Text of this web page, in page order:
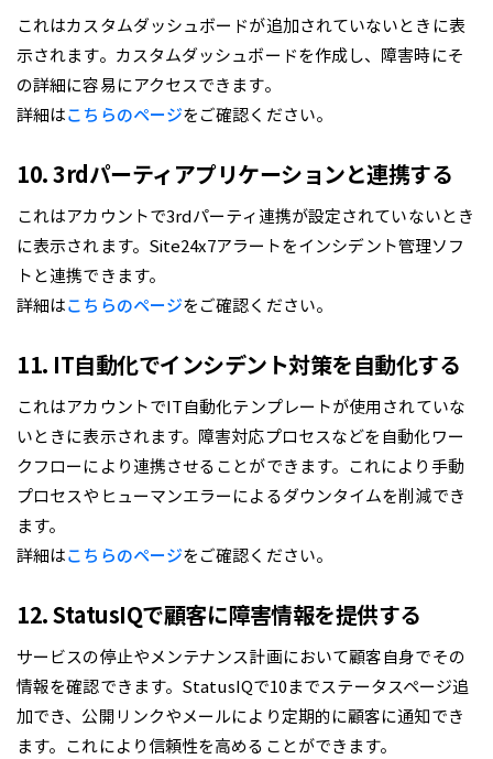
これはカスタムダッシュボードが追加されていないときに表
示されます。カスタムダッシュボードを作成し、障害時にそ
の詳細に容易にアクセスできます。
詳細はこちらのページをご確認ください。
10. 3rdパーティアプリケーションと連携する
これはアカウントで3rdパーティ連携が設定されていないとき
に表示されます。Site24x7アラートをインシデント管理ソフ
トと連携できます。
詳細はこちらのページをご確認ください。
11. IT自動化でインシデント対策を自動化する
これはアカウントでIT自動化テンプレートが使用されていな
いときに表示されます。障害対応プロセスなどを自動化ワー
クフローにより連携させることができます。これにより手動
プロセスやヒューマンエラーによるダウンタイムを削減でき
ます。
詳細はこちらのページをご確認ください。
12. StatusIQで顧客に障害情報を提供する
サービスの停止やメンテナンス計画において顧客自身でその
情報を確認できます。StatusIQで10までステータスページ追
加でき、公開リンクやメールにより定期的に顧客に通知でき
ます。これにより信頼性を高めることができます。